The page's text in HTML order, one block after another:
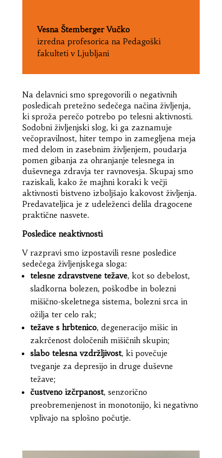
Vesna Štemberger Vučko
izredna profesorica na Pedagoški
fakulteti v Ljubljani
Na delavnici smo spregovorili o negativnih
posledicah pretežno sedečega načina življenja,
ki sproža perečo potrebo po telesni aktivnosti.
Sodobni življenjski slog, ki ga zaznamuje
večopravilnost, hiter tempo in zamegljena meja
med delom in zasebnim življenjem, poudarja
pomen gibanja za ohranjanje telesnega in
duševnega zdravja ter ravnovesja. Skupaj smo
raziskali, kako že majhni koraki k večji
aktivnosti bistveno izboljšajo kakovost življenja.
Predavateljica je z udeleženci delila dragocene
praktične nasvete.
Posledice neaktivnosti
V razpravi smo izpostavili resne posledice
sedečega življenjskega sloga:
telesne zdravstvene težave, kot so debelost,
sladkorna bolezen, poškodbe in bolezni
mišično-skeletnega sistema, bolezni srca in
ožilja ter celo rak;
težave s hrbtenico, degeneracijo mišic in
zakrčenost določenih mišičnih skupin;
slabo telesna vzdržljivost, ki povečuje
tveganje za depresijo in druge duševne
težave;
čustveno izčrpanost, senzorično
preobremenjenost in monotonijo, ki negativno
vplivajo na splošno počutje.